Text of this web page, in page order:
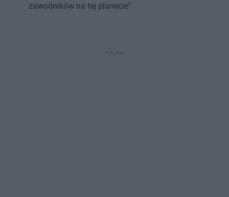
zawodników na tej planecie”